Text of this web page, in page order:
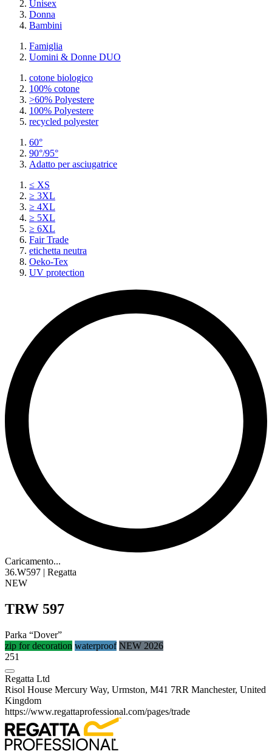
Unisex
Donna
Bambini
Famiglia
Uomini & Donne DUO
cotone biologico
100% cotone
>60% Polyestere
100% Polyestere
recycled polyester
60°
90°/95°
Adatto per asciugatrice
≤ XS
≥ 3XL
≥ 4XL
≥ 5XL
≥ 6XL
Fair Trade
etichetta neutra
Oeko-Tex
UV protection
Caricamento...
36.W597 | Regatta
NEW
TRW 597
Parka “Dover”
zip for decoration waterproof NEW 2026
251
Regatta Ltd
Risol House Mercury Way, Urmston, M41 7RR Manchester, United
Kingdom
https://www.regattaprofessional.com/pages/trade